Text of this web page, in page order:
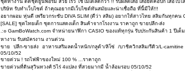
ชุดทำงาน ตัดชุดยูนิฟอร์ม สวย เร็ว ใช้โมเดลดีกว่า !! รับผลิตเสื้อ เสื้อยืดคอปก เสื้อโปโล
บริษัท รับทำเว็บไซต์ ถ้าคุณอยากมีเว็บไซต์ทันสมัยและน่าเชื่อถือ ที่นี้มีให้!!!
อยากผอม หุ่นดี เพรียวกระชับ DIVA SLIM (ดีว่า สลิม) อยากให้สาวไทย สลิมกันทุกคน
[SALE] ชุดไทยเด็ก ชุดการแสดงเด็ก สินค้าจากโรงงาน ราคาถูก ขายปลีก-ส่ง
.:๏ GamBoWatch.com จำหน่ายนาฬิกา CASIO ของแท้ทุกรุ่น รับประกันสินค้า 1 ปีเต็ม
หางาน รับสมัครงาน งานด่วน
ขาย ปลีก-ขายส่ง อาหารเสริมลดน้ำหนัก/กลูต้า/ลิโซ่ /บาชิควิกสลิม/รีดิว/L-
05/10/52
ขายด่วน ! รถไฟฟ้าของใหม่ 100 % ...ราคาถูก
ขายด่วนที่ดินสุวินทวงศ์ 5ไร่ 4แปลง ที่สวยมากมี น้ำล้อมรอบ 05/10/52